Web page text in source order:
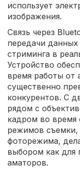
использует
изображения.
Связь через
передачи
стриминга в
Устройство
время работы от
существенно
конкурентов. С
рядом с
кадром во время
режимов съемки,
фоторежима,
выбором как для
аматоров.